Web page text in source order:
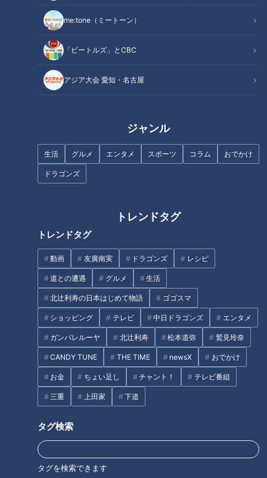
me:tone（ミートーン）
「ビートルズ」とCBC
アジア大会 愛知・名古屋
ジャンル
生活 グルメ エンタメ スポーツ コラム おでかけ
ドラゴンズ
トレンドタグ
トレンドタグ
動画 友廣南実 ドラゴンズ レシピ
道との遭遇 グルメ 生活
北辻利寿の日本はじめて物語 ゴゴスマ
ショッピング テレビ 中日ドラゴンズ エンタメ
ガンバレルーヤ 北辻利寿 松本道弥 鷲見玲奈
CANDY TUNE THE TIME newsX おでかけ
お金 ちょい足し チャント！ テレビ番組
三重 上田家 下道
タグ検索
タグを検索できます
『それは香川から始まった』佐
戸井けん太（スジナシ）
ないの』山田真歩（スジナシ）
『さぁ、温泉に行こう。』小野
恵令奈（スジナシ）
『却下さん』野間口徹 （スジ
エンタメ スジナシ 溝端淳平
番組紹介
鶴瓶のスジナシ
「鶴瓶のスジナシ」動画
笑福亭鶴瓶とゲストがその日に知らされるセットの中で、台本（＝
スジ）ナシ・打合せナシ・ＮＧナシのぶっつけ本番で“即興ドラ
マ”を演じるバラエティ番組「スジナシ」。1998年にCBCテレビで
放送を開始し、2011年からは番組名を「鶴瓶のスジナシ」に。進
行役にフリーアナウンサーの中井美穂さんが加わりました。その
後、2014年に番組は終了し、現在は定期的に舞台公演が開かれて
います。